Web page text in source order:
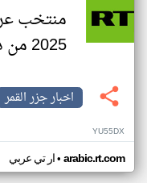
منتخب
2025 من دور المجموعات
اخبار جزر القمر
YU55DX
ار تي عربي• arabic.rt.com